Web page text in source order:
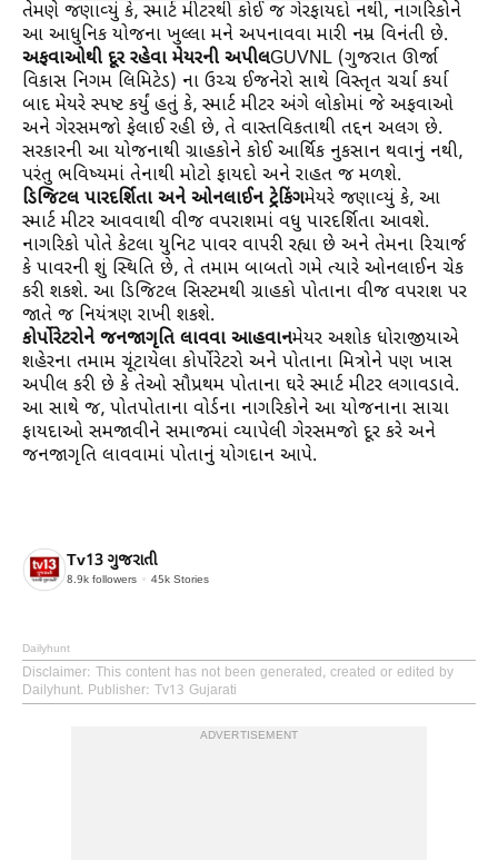
તેમણે જણાવ્યું કે, સ્માર્ટ મીટરથી કોઈ જ ગેરફાયદો નથી, નાગરિકોને
આ આધુનિક યોજના ખુલ્લા મને અપનાવવા મારી નમ્ર વિનંતી છે.
અફવાઓથી દૂર રહેવા મેયરની અપીલGUVNL (ગુજરાત ઊર્જા
વિકાસ નિગમ લિમિટેડ) ના ઉચ્ચ ઈજનેરો સાથે વિસ્તૃત ચર્ચા કર્યા
બાદ મેયરે સ્પષ્ટ કર્યું હતું કે, સ્માર્ટ મીટર અંગે લોકોમાં જે અફવાઓ
અને ગેરસમજો ફેલાઈ રહી છે, તે વાસ્તવિકતાથી તદ્દન અલગ છે.
સરકારની આ યોજનાથી ગ્રાહકોને કોઈ આર્થિક નુકસાન થવાનું નથી,
પરંતુ ભવિષ્યમાં તેનાથી મોટો ફાયદો અને રાહત જ મળશે.
ડિજિટલ પારદર્શિતા અને ઓનલાઈન ટ્રેકિંગમેયરે જણાવ્યું કે, આ
સ્માર્ટ મીટર આવવાથી વીજ વપરાશમાં વધુ પારદર્શિતા આવશે.
નાગરિકો પોતે કેટલા યુનિટ પાવર વાપરી રહ્યા છે અને તેમના રિચાર્જ
કે પાવરની શું સ્થિતિ છે, તે તમામ બાબતો ગમે ત્યારે ઓનલાઈન ચેક
કરી શકશે. આ ડિજિટલ સિસ્ટમથી ગ્રાહકો પોતાના વીજ વપરાશ પર
જાતે જ નિયંત્રણ રાખી શકશે.
કોર્પોરેટરોને જનજાગૃતિ લાવવા આહવાનમેયર અશોક ધોરાજીયાએ
શહેરના તમામ ચૂંટાયેલા કોર્પોરેટરો અને પોતાના મિત્રોને પણ ખાસ
અપીલ કરી છે કે તેઓ સૌપ્રથમ પોતાના ઘરે સ્માર્ટ મીટર લગાવડાવે.
આ સાથે જ, પોતપોતાના વોર્ડના નાગરિકોને આ યોજનાના સાચા
ફાયદાઓ સમજાવીને સમાજમાં વ્યાપેલી ગેરસમજો દૂર કરે અને
જનજાગૃતિ લાવવામાં પોતાનું યોગદાન આપે.
Tv13 ગુજરાતી
8.9k followers 45k Stories
Dailyhunt
Disclaimer: This content has not been generated, created or edited by
Dailyhunt. Publisher: Tv13 Gujarati
ADVERTISEMENT